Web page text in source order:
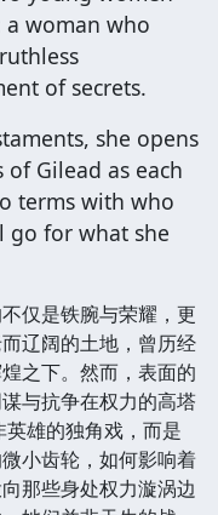
woman who
of secrets.
she opens
Gilead as each
terms with who
go for what she
仅是铁腕与荣耀，更
辽阔的土地，曾历经
之下。然而，表面的
与抗争在权力的高塔
雄的独角戏，而是
小齿轮，如何影响着
那些身处权力漩涡边